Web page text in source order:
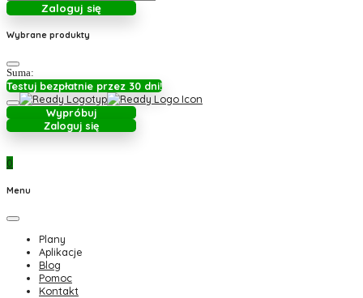
Zaloguj się
Wybrane produkty
Suma:
Testuj bezpłatnie przez 30 dni!
Wypróbuj
Zaloguj się
0
Menu
Plany
Aplikacje
Blog
Pomoc
Kontakt